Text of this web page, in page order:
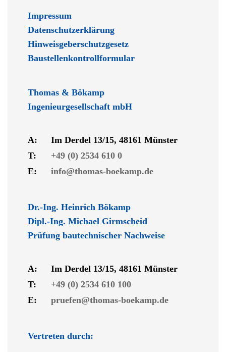
Impressum
Datenschutzerklärung
Hinweisgeberschutzgesetz
Baustellenkontrollformular
Thomas & Bökamp
Ingenieurgesellschaft mbH
A:
Im Derdel 13/15, 48161 Münster
T:
+49 (0) 2534 610 0
E:
info@thomas-boekamp.de
Dr.-Ing. Heinrich Bökamp
Dipl.-Ing. Michael Girmscheid
Prüfung bautechnischer Nachweise
A:
Im Derdel 13/15, 48161 Münster
T:
+49 (0) 2534 610 100
E:
pruefen@thomas-boekamp.de
Vertreten durch: